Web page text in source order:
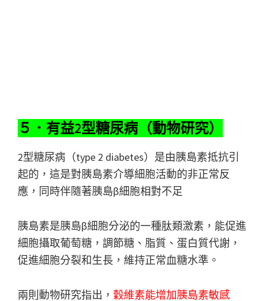
５．有益2型糖尿病（動物研究）
2型糖尿病（type 2 diabetes）是由胰島素抵抗引
起的，這是對胰島素介導細胞活動的非正常反
應，同時伴隨著胰島β細胞相對不足
胰島素是胰島β細胞分泌的一種肽類激素，能促進
細胞攝取葡萄糖，調節糖、脂質、蛋白質代謝，
促進細胞分裂和生長，維持正常血糖水準。
兩則動物研究指出， 穀維素能增加胰島素敏感